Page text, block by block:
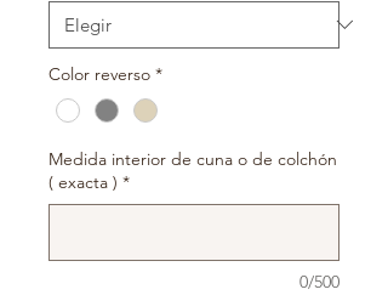
Color reverso *
Medida interior de cuna o de colchón
( exacta ) *
0/500